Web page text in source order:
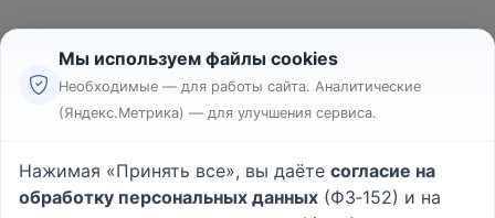
Реклама
Пользовательское соглашение
Политика конфиденциальности
Мы используем файлы cookies
Необходимые — для работы сайта. Аналитические
(Яндекс.Метрика) — для улучшения сервиса.
Нажимая «Принять все», вы даёте согласие на
обработку персональных данных (ФЗ‑152) и на